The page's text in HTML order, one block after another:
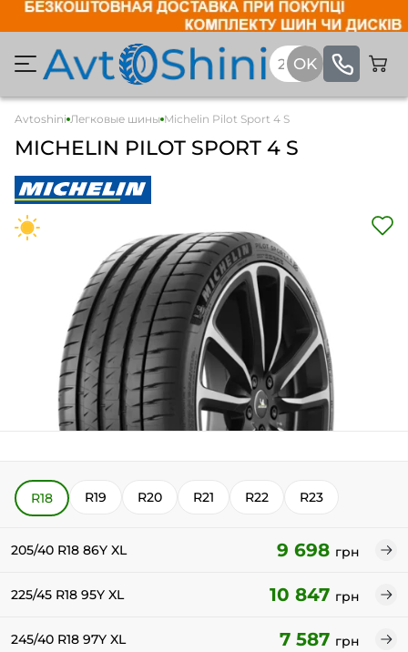
Avtoshini Легковые шины Michelin Pilot Sport 4 S
MICHELIN PILOT SPORT 4 S
R18 R19 R20 R21 R22 R23
205/40 R18 86Y XL 9 698 грн
225/45 R18 95Y XL 10 847 грн
245/40 R18 97Y XL 7 587 грн